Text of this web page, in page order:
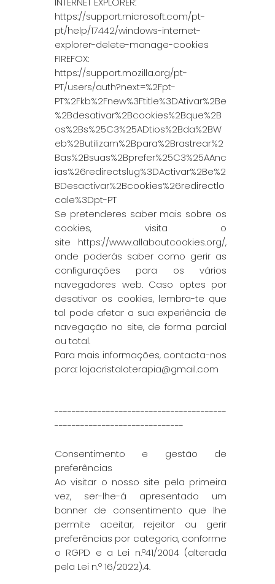
https://support.microsoft.com/pt-
pt/help/17442/windows-internet-
explorer-delete-manage-cookies
FIREFOX:
https://support.mozilla.org/pt-
PT/users/auth?next=%2Fpt-
PT%2Fkb%2Fnew%3Ftitle%3DAtivar%2Be
%2Bdesativar%2Bcookies%2Bque%2B
os%2Bs%25C3%25ADtios%2Bda%2BW
eb%2Butilizam%2Bpara%2Brastrear%2
Bas%2Bsuas%2Bprefer%25C3%25AAnc
ias%26redirectslug%3DActivar%2Be%2
BDesactivar%2Bcookies%26redirectlo
cale%3Dpt-PT
Se pretenderes saber mais sobre os
cookies, visita o
site https://www.allaboutcookies.org/,
onde poderás saber como gerir as
configurações para os vários
navegadores web. Caso optes por
desativar os cookies, lembra-te que
tal pode afetar a sua experiência de
navegação no site, de forma parcial
ou total.
Para mais informações, contacta-nos
para: lojacristaloterapia@gmail.com
​----------------------------------------
------------------------------
Consentimento e gestão de
preferências
Ao visitar o nosso site pela primeira
vez, ser-lhe-á apresentado um
banner de consentimento que lhe
permite aceitar, rejeitar ou gerir
preferências por categoria, conforme
o RGPD e a Lei n.º41/2004 (alterada
pela Lei n.º 16/2022).4.